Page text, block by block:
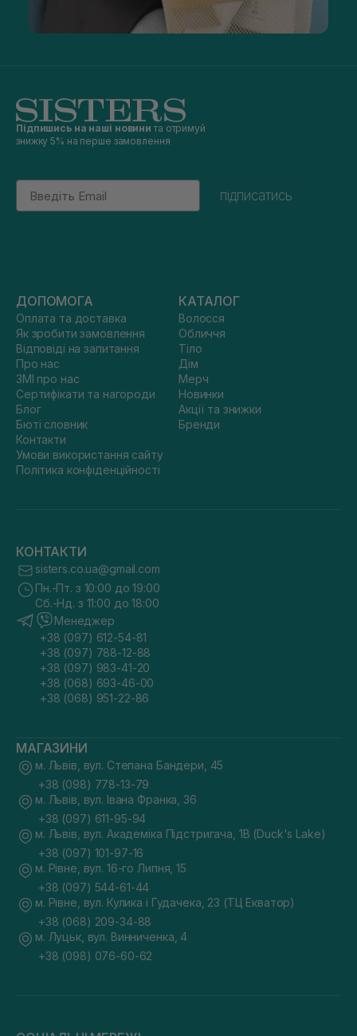
Підпишись на наші новини та отримуй
знижку 5% на перше замовлення
Email
підписатись
ДОПОМОГА
Оплата та доставка
Як зробити замовлення
Відповіді на запитання
Про нас
ЗМІ про нас
Сертифікати та нагороди
Блог
Бюті словник
Контакти
Умови використання сайту
Політика конфіденційності
КАТАЛОГ
Волосся
Обличчя
Тіло
Дім
Мерч
Новинки
Акції та знижки
Бренди
КОНТАКТИ
sisters.co.ua@gmail.com
Пн.-Пт. з 10:00 до 19:00
Сб.-Нд. з 11:00 до 18:00
Менеджер
+38 (097) 612-54-81
+38 (097) 788-12-88
+38 (097) 983-41-20
+38 (068) 693-46-00
+38 (068) 951-22-86
МАГАЗИНИ
м. Львів, вул. Степана Бандери, 45
+38 (098) 778-13-79
м. Львів, вул. Івана Франка, 36
+38 (097) 611-95-94
м. Львів, вул. Академіка Підстригача, 1В (Duck's Lake)
+38 (097) 101-97-16
м. Рівне, вул. 16-го Липня, 15
+38 (097) 544-61-44
м. Рівне, вул. Кулика і Гудачека, 23 (ТЦ Екватор)
+38 (068) 209-34-88
м. Луцьк, вул. Винниченка, 4
+38 (098) 076-60-62